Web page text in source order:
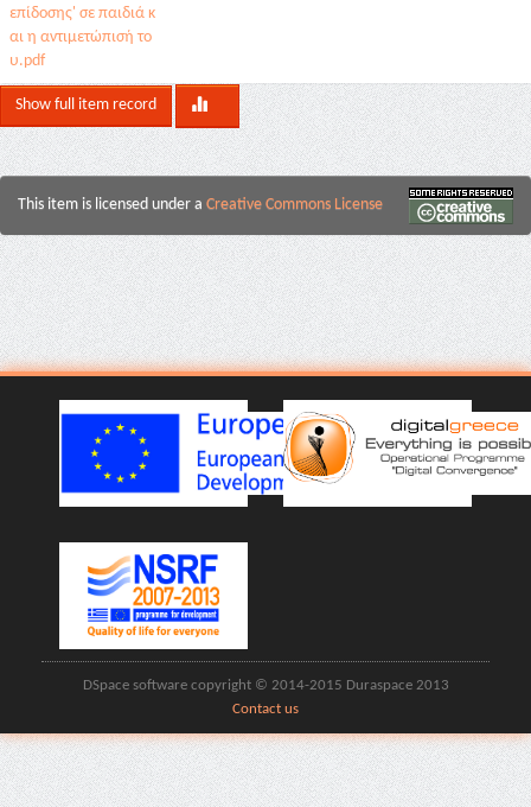
επίδοσης' σε παιδιά κ
αι η αντιμετώπισή το
υ.pdf
Show full item record
This item is licensed under a Creative Commons License
DSpace software copyright © 2014-2015 Duraspace 2013
Contact us